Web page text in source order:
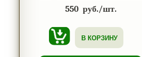
550 руб./шт.
В КОРЗИНУ